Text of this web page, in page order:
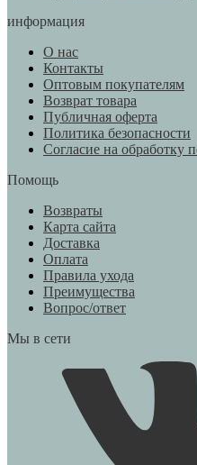
информация
О нас
Контакты
Оптовым покупателям
Возврат товара
Публичная оферта
Политика безопасности
Согласие на обработку
Помощь
Возвраты
Карта сайта
Доставка
Оплата
Правила ухода
Преимущества
Вопрос/ответ
Мы в сети